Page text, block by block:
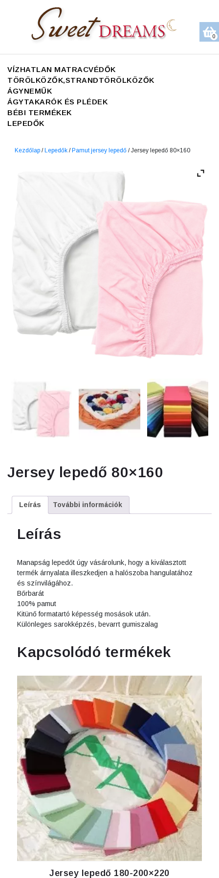
VÍZHATLAN MATRACVÉDŐK
TÖRÖLKÖZŐK,STRANDTÖRÖLKÖZŐK
ÁGYNEMŰK
ÁGYTAKARÓK ÉS PLÉDEK
BÉBI TERMÉKEK
LEPEDŐK
Kezdőlap / Lepedők / Pamut jersey lepedő / Jersey lepedő 80×160
Jersey lepedő 80×160
Leírás További információk
Leírás
Manapság lepedőt úgy vásárolunk, hogy a kiválasztott
termék árnyalata illeszkedjen a halószoba hangulatához
és színvilágához.
Bőrbarát
100% pamut
Kitünő formatartó képesség mosások után.
Különleges sarokképzés, bevarrt gumiszalag
Kapcsolódó termékek
Jersey lepedő 180-200×220
0